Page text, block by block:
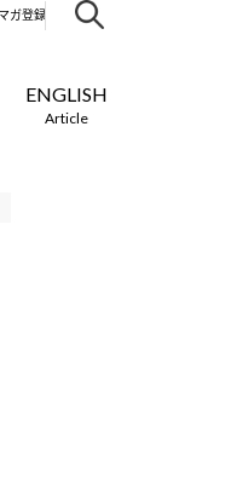
ENGLISH
Article